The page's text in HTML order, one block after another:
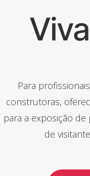
Para
construtoras,
para a exposição
de